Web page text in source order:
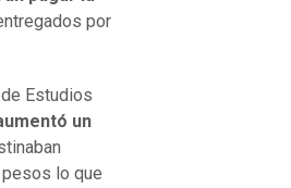
por
Estudios
un
lo que